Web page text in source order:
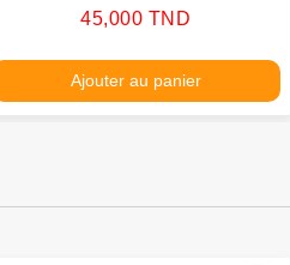
Prix
45,000 TND
Ajouter au panier